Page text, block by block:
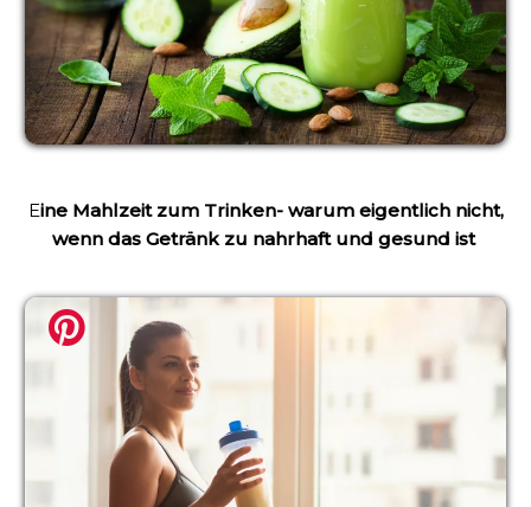
Eine Mahlzeit zum Trinken- warum eigentlich nicht,
wenn das Getränk zu nahrhaft und gesund ist